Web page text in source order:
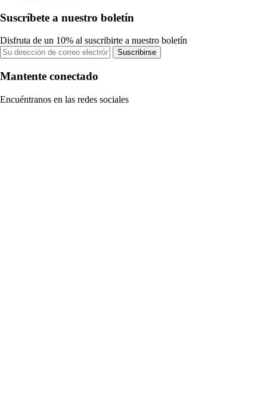
Suscríbete a nuestro boletín
Disfruta de un 10% al suscribirte a nuestro boletín
Suscribirse
Mantente conectado
Encuéntranos en las redes sociales